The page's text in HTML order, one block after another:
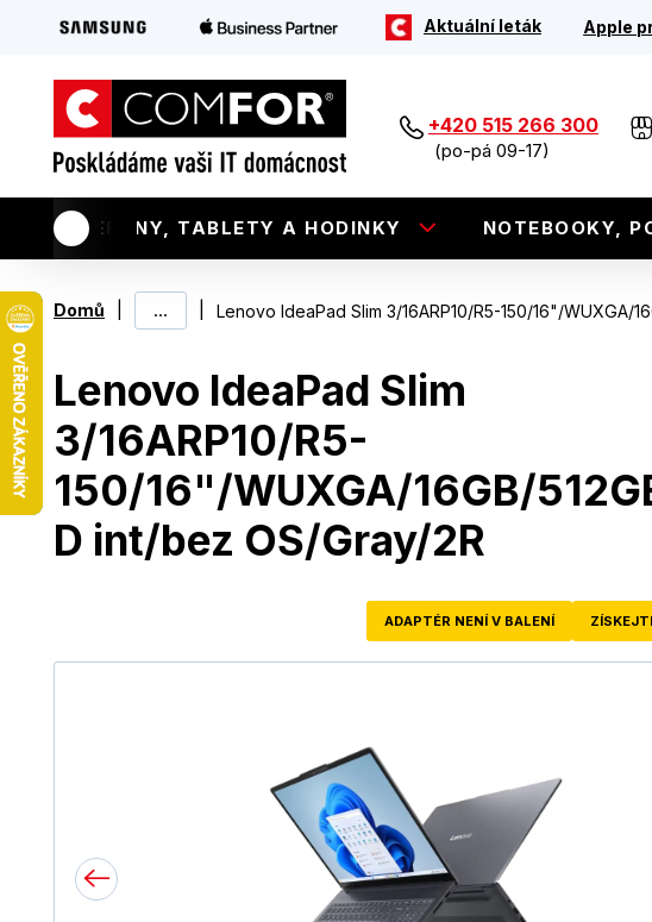
Aktuální leták Apple
+420 515 266 300
(po-pá 09-17)
TELEFONY, TABLETY A HODINKY NOTEBOOKY,
Domů ... Lenovo IdeaPad Slim 3/16ARP10/R5-150/16"/WUXGA/
Lenovo IdeaPad Slim
3/16ARP10/R5-
150/16"/WUXGA/16GB/
D int/bez OS/Gray/2R
ADAPTÉR NENÍ V BALENÍ